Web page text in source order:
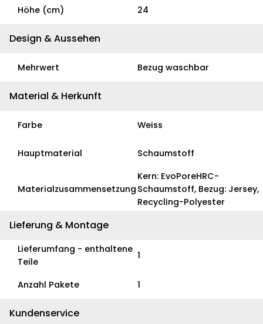
Höhe (cm) 24
Design & Aussehen
Mehrwert Bezug waschbar
Material & Herkunft
Farbe Weiss
Hauptmaterial Schaumstoff
Materialzusammensetzung
Kern: EvoPoreHRC-
Schaumstoff, Bezug: Jersey,
Recycling-Polyester
Lieferung & Montage
Lieferumfang - enthaltene
Teile
1
Anzahl Pakete 1
Kundenservice